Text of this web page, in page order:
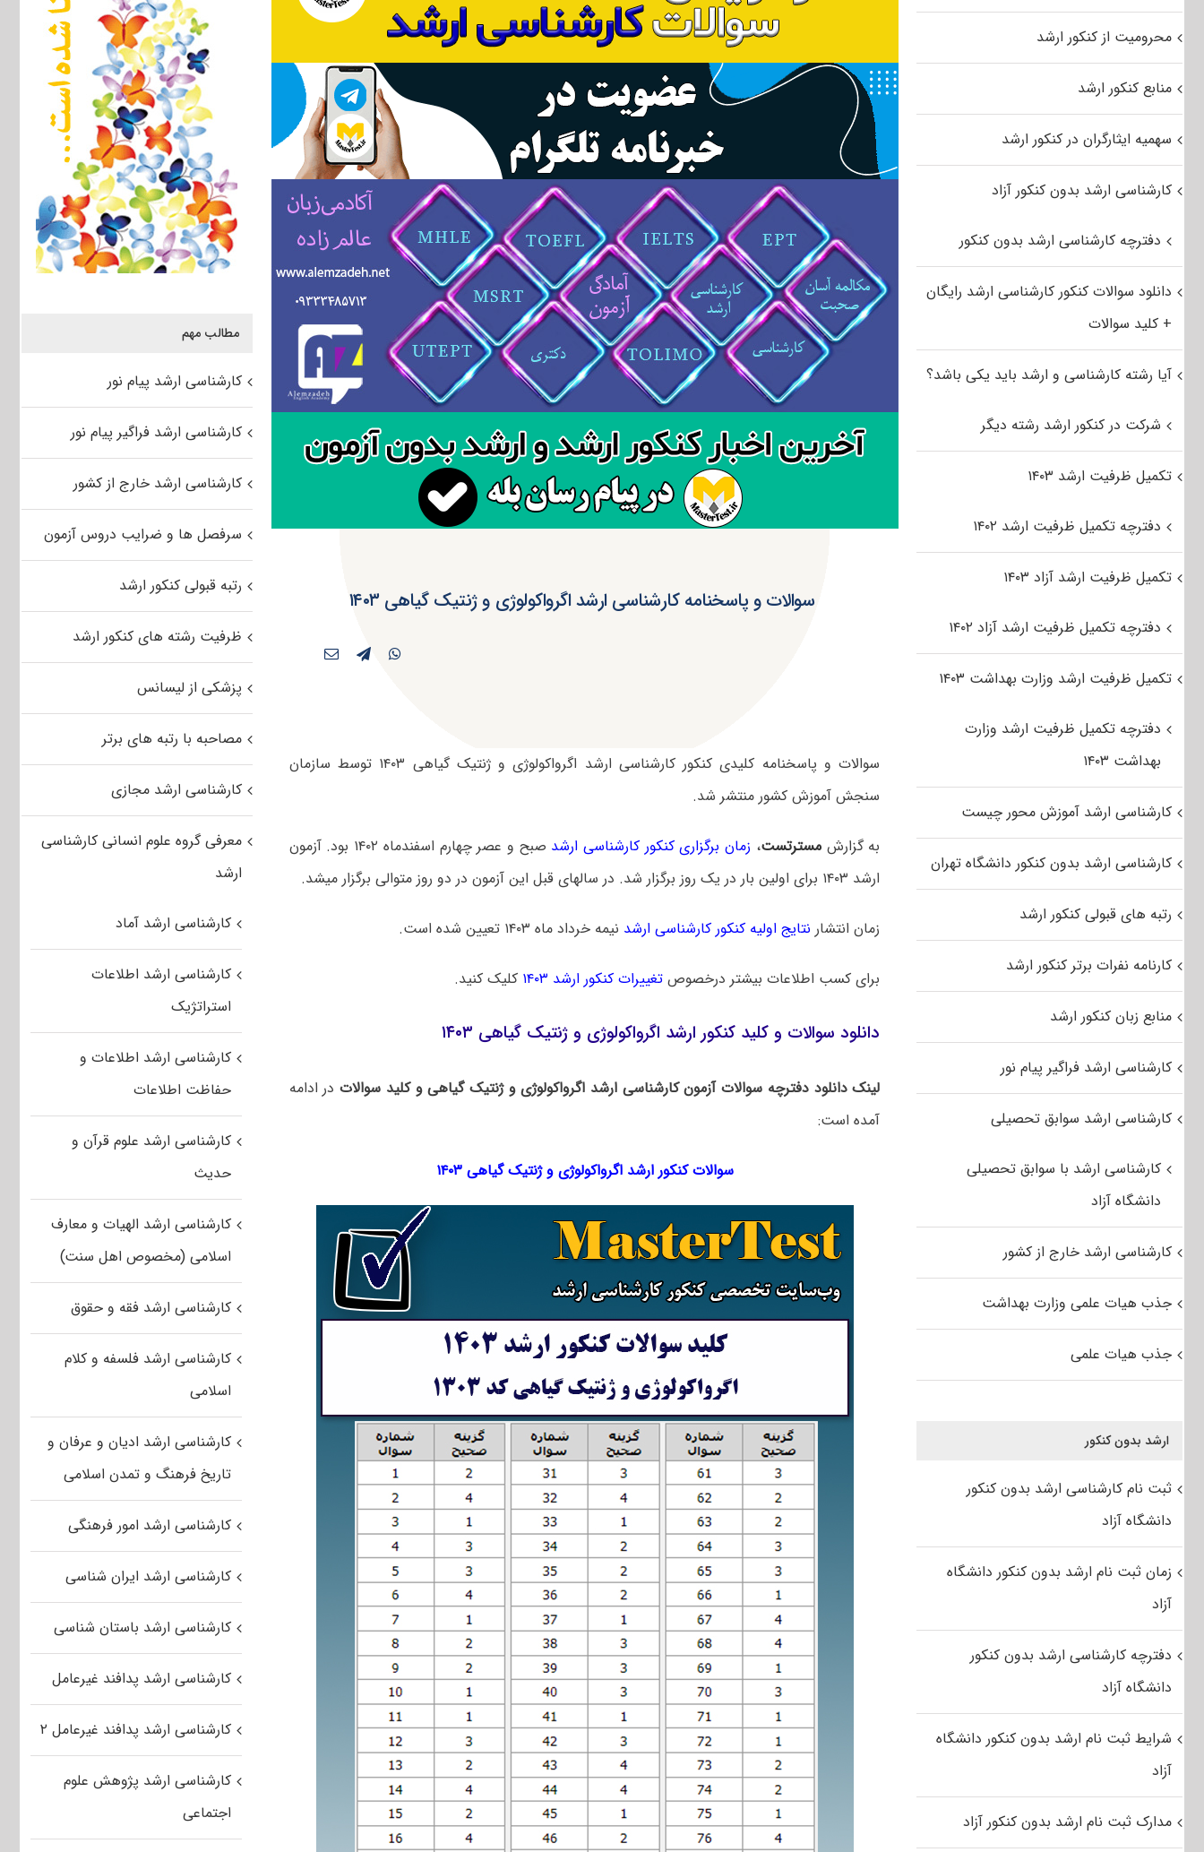
سوالات و پاسخنامه کارشناسی ارشد اگرواکولوژی و ژنتیک گیاهی ۱۴۰۳
سوالات و پاسخنامه کلیدی کنکور کارشناسی ارشد اگرواکولوژی و ژنتیک گیاهی ۱۴۰۳ توسط سازمان
سنجش آموزش کشور منتشر شد.
به گزارشمسترتست، زمان برگزاری کنکور کارشناسی ارشد
صبح و عصر چهارم اسفندماه ۱۴۰۲ بود. آزمون
ارشد ۱۴۰۳ برای اولین بار در یک روز برگزار شد. در سالهای قبل این آزمون در دو روز متوالی برگزار میشد.
زمان انتشار نتایج اولیه کنکور کارشناسی ارشد نیمه خرداد ماه ۱۴۰۳ تعیین شده است.
برای کسب اطلاعات بیشتر درخصوص تغییرات کنکور ارشد ۱۴۰۳ کلیک کنید.
دانلود سوالات و کلید کنکور ارشد اگرواکولوژی و ژنتیک گیاهی ۱۴۰۳
لینک دانلود دفترچه سوالات آزمون کارشناسی ارشد اگرواکولوژی و ژنتیک گیاهی و کلید سوالاتدر ادامه
آمده است:
سوالات کنکور ارشد اگرواکولوژی و ژنتیک گیاهی ۱۴۰۳
مطالب مهم
کارشناسی ارشد پیام نور
کارشناسی ارشد فراگیر پیام نور
کارشناسی ارشد خارج از کشور
سرفصل ها و ضرایب دروس آزمون
رتبه قبولی کنکور ارشد
ظرفیت رشته های کنکور ارشد
پزشکی از لیسانس
مصاحبه با رتبه های برتر
کارشناسی ارشد مجازی
معرفی گروه علوم انسانی کارشناسی
ارشد
کارشناسی ارشد آماد
کارشناسی ارشد اطلاعات
استراتژیک
کارشناسی ارشد اطلاعات و
حفاظت اطلاعات
کارشناسی ارشد علوم قرآن و
حدیث
کارشناسی ارشد الهیات و معارف
اسلامی (مخصوص اهل سنت)
کارشناسی ارشد فقه و حقوق
کارشناسی ارشد فلسفه و کلام
اسلامی
کارشناسی ارشد ادیان و عرفان و
تاریخ فرهنگ و تمدن اسلامی
کارشناسی ارشد امور فرهنگی
کارشناسی ارشد ایران شناسی
کارشناسی ارشد باستان شناسی
کارشناسی ارشد پدافند غیرعامل
کارشناسی ارشد پدافند غیرعامل ۲
کارشناسی ارشد پژوهش علوم
اجتماعی
محرومیت از کنکور ارشد
منابع کنکور ارشد
سهمیه ایثارگران در کنکور ارشد
کارشناسی ارشد بدون کنکور آزاد
دفترچه کارشناسی ارشد بدون کنکور
دانلود سوالات کنکور کارشناسی ارشد رایگان
+ کلید سوالات
آیا رشته کارشناسی و ارشد باید یکی باشد؟
شرکت در کنکور ارشد رشته دیگر
تکمیل ظرفیت ارشد ۱۴۰۳
دفترچه تکمیل ظرفیت ارشد ۱۴۰۲
تکمیل ظرفیت ارشد آزاد ۱۴۰۳
دفترچه تکمیل ظرفیت ارشد آزاد ۱۴۰۲
تکمیل ظرفیت ارشد وزارت بهداشت ۱۴۰۳
دفترچه تکمیل ظرفیت ارشد وزارت
بهداشت ۱۴۰۳
کارشناسی ارشد آموزش محور چیست
کارشناسی ارشد بدون کنکور دانشگاه تهران
رتبه های قبولی کنکور ارشد
کارنامه نفرات برتر کنکور ارشد
منابع زبان کنکور ارشد
کارشناسی ارشد فراگیر پیام نور
کارشناسی ارشد سوابق تحصیلی
کارشناسی ارشد با سوابق تحصیلی
دانشگاه آزاد
کارشناسی ارشد خارج از کشور
جذب هیات علمی وزارت بهداشت
جذب هیات علمی
ارشد بدون کنکور
ثبت نام کارشناسی ارشد بدون کنکور
دانشگاه آزاد
زمان ثبت نام ارشد بدون کنکور دانشگاه
آزاد
دفترچه کارشناسی ارشد بدون کنکور
دانشگاه آزاد
شرایط ثبت نام ارشد بدون کنکور دانشگاه
آزاد
مدارک ثبت نام ارشد بدون کنکور آزاد